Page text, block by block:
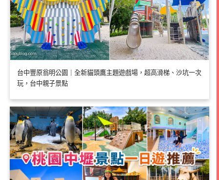
台中豐原翁明公園｜全新貓頭鷹主題遊戲場，超高滑梯、沙坑一次
玩，台中親子景點